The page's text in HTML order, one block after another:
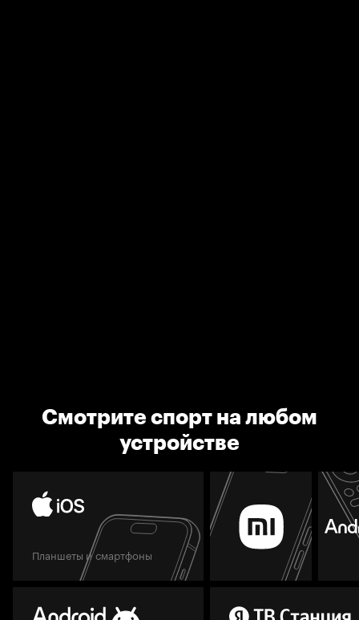
Смотрите спорт на любом
устройстве
Планшеты и смартфоны